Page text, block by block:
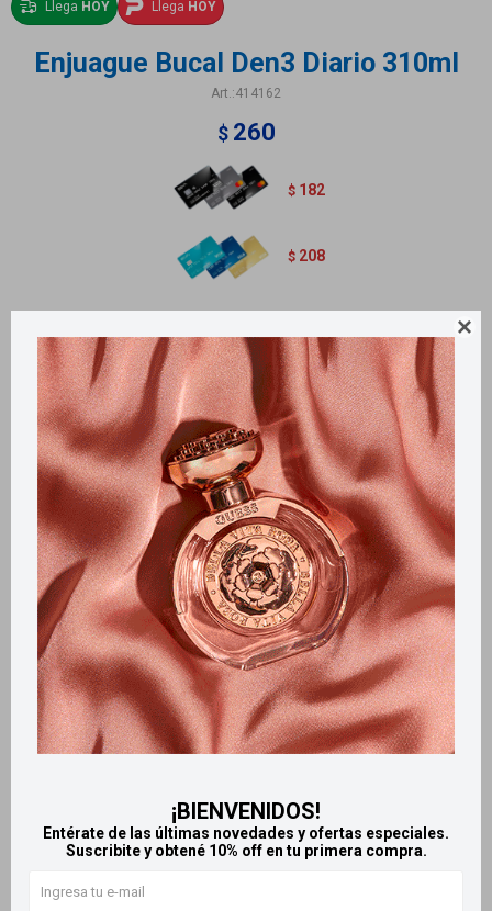

¡BIENVENIDOS!
Entérate de las últimas novedades y ofertas especiales.
Suscribite y obtené 10% off en tu primera compra.
Llega HOY Llega HOY
Enjuague Bucal Den3 Diario 310ml
414162
$ 260
$ 182
$ 208
Métodos y costos de envío
Retiros gratuitos en tiendas
Productos que te pueden interesar
Llega HOY
HOY
LlegaHOY